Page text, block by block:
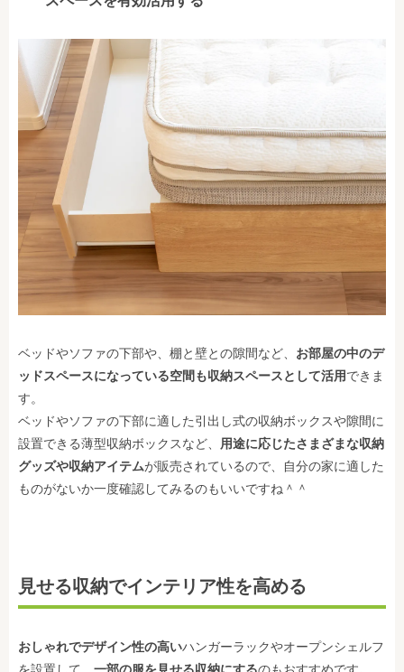
ベッドやソファの下部や、棚と壁との隙間など、 お部屋の中のデ
ッドスペースになっている空間も収納スペースとして活用できま
す。
ベッドやソファの下部に適した引出し式の収納ボックスや隙間に
設置できる薄型収納ボックスなど、 用途に応じたさまざまな収納
グッズや収納アイテムが販売されているので、自分の家に適した
ものがないか一度確認してみるのもいいですね＾＾
見せる収納でインテリア性を高める
おしゃれでデザイン性の高いハンガーラックやオープンシェルフ